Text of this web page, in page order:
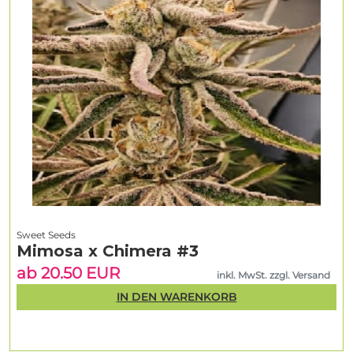
Sweet Seeds
Mimosa x Chimera #3
ab 20.50 EUR
inkl. MwSt. zzgl. Versand
IN DEN WARENKORB